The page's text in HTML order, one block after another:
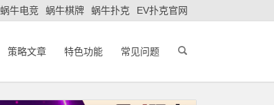
蜗牛电竞 蜗牛棋牌 蜗牛扑克 EV扑克官网
策略文章 特色功能 常见问题